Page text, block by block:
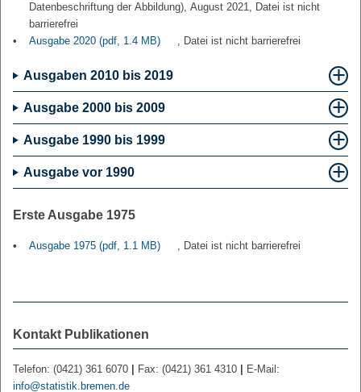
Datenbeschriftung der Abbildung), August 2021, Datei ist nicht
barrierefrei
Ausgabe 2020 (pdf, 1.4 MB) , Datei ist nicht barrierefrei
Ausgaben 2010 bis 2019
Ausgabe 2000 bis 2009
Ausgabe 1990 bis 1999
Ausgabe vor 1990
Erste Ausgabe 1975
Ausgabe 1975 (pdf, 1.1 MB) , Datei ist nicht barrierefrei
Kontakt Publikationen
Telefon: (0421) 361 6070 Fax: (0421) 361 4310
E-Mail:
info@statistik.bremen.de